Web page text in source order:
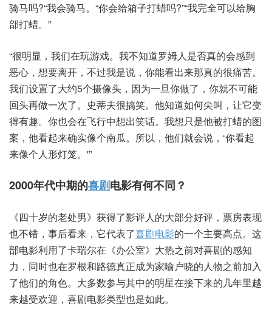
骑马吗?“我会骑马。“你会给箱子打蜡吗?”“我完全可以给胸
部打蜡。”
“很明显，我们在玩游戏。我不知道罗姆人是否真的会感到
恶心，想要离开，不过我是说，你能看出来那真的很痛苦。
我们设置了大约5个摄像头，因为一旦你做了，你就不可能
回头再做一次了。史蒂夫很搞笑。他知道如何尖叫，让它变
得有趣。你也会在飞行中想出笑话。我想只是他被打蜡的图
案，他看起来确实像个南瓜。所以，他们就会说，‘你看起
来像个人形灯笼。'”
2000年代中期的喜剧电影有何不同？
《四十岁的老处男》获得了影评人的大部分好评，票房表现
也不错，事后看来，它代表了喜剧电影的一个主要高点。这
部电影利用了卡瑞尔在《办公室》大热之前对喜剧的感知
力，同时也在罗根和路德真正成为家喻户晓的人物之前加入
了他们的角色。大多数参与其中的明星在接下来的几年里越
来越受欢迎，喜剧电影类型也是如此。